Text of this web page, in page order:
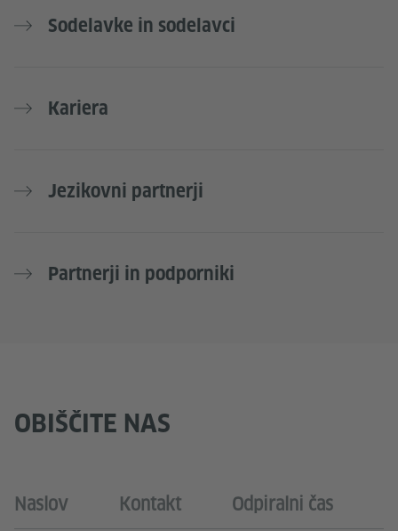
Sodelavke in sodelavci
Kariera
Jezikovni partnerji
Partnerji in podporniki
OBIŠČITE NAS
Naslov Kontakt Odpiralni čas